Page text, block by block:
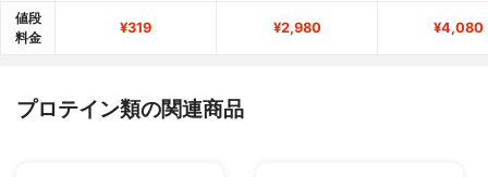
値段
料金
¥319 ¥2,980 ¥4,080
プロテイン類の関連商品